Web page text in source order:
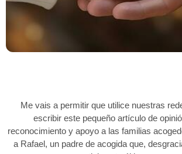
Me vais a permitir que utilice nuestras
escribir este pequeño artículo de
reconocimiento y apoyo a las familias
a Rafael, un padre de acogida que,